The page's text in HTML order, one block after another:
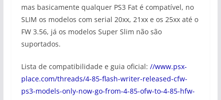
mas basicamente qualquer PS3 Fat é compatível, no
SLIM os modelos com serial 20xx, 21xx e os 25xx até o
FW 3.56, já os modelos Super Slim não são
suportados.
Lista de compatibilidade e guia oficial: //www.psx-
place.com/threads/4-85-flash-writer-released-cfw-
ps3-models-only-now-go-from-4-85-ofw-to-4-85-hfw-